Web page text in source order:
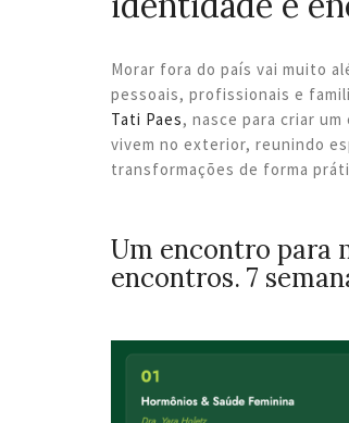
Morar fora do país vai muito
pessoais, profissionais e
Tati Paes, nasce para criar
vivem no exterior, reunindo
transformações de forma
Um encontro para
encontros. 7